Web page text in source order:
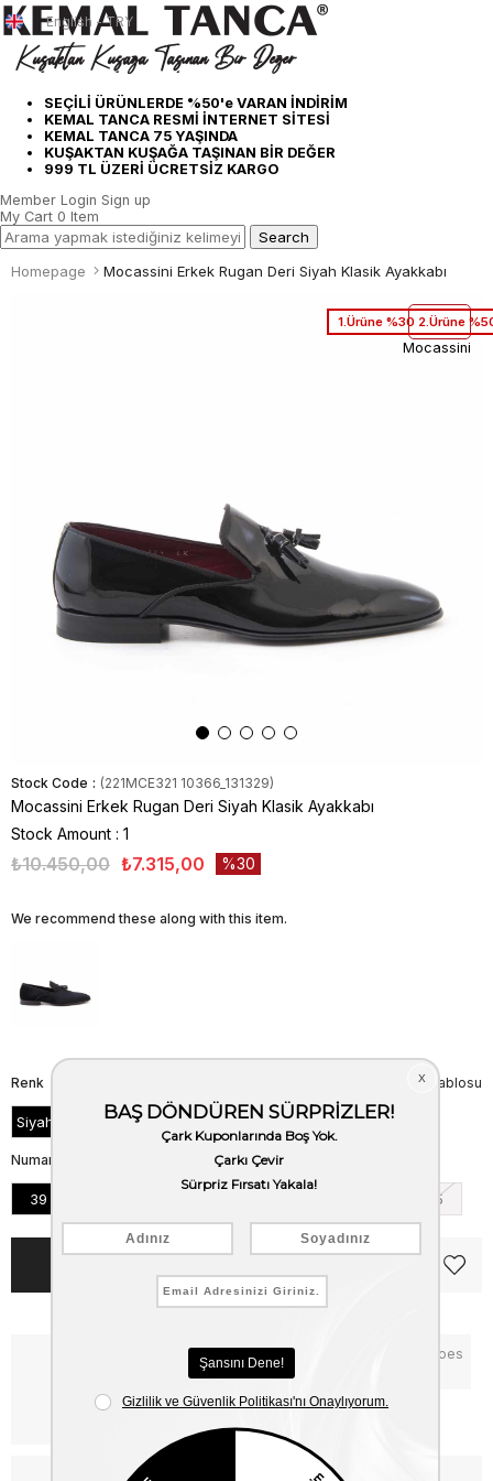
SEÇİLİ ÜRÜNLERDE %50'e VARAN İNDİRİM
KEMAL TANCA RESMİ İNTERNET SİTESİ
KEMAL TANCA 75 YAŞINDA
KUŞAKTAN KUŞAĞA TAŞINAN BİR DEĞER
999 TL ÜZERİ ÜCRETSİZ KARGO
English - TRY
Member Login Sign up
My Cart 0 Item
Homepage Mocassini Erkek Rugan Deri Siyah Klasik Ayakkabı
1.Ürüne %30 2.Ürüne
Mocassini
Stock Code (221MCE321 10366_131329)
Mocassini Erkek Rugan Deri Siyah Klasik Ayakkabı
Stock Amount : 1
₺10.450,00 ₺7.315,00 30
We recommend these along with this item.
Beden Tablosu
Renk
Siyah Rugan
Numara
39 45
Notify me when the price goes
down